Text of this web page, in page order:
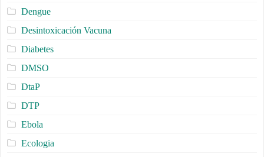
Dengue
Desintoxicación Vacuna
Diabetes
DMSO
DtaP
DTP
Ebola
Ecologia